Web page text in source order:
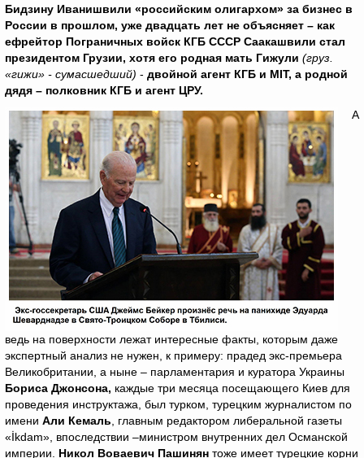
Бидзину Иванишвили «российским олигархом» за бизнес в
России в прошлом, уже двадцать лет не объясняет – как
ефрейтор Пограничных войск КГБ СССР Саакашвили стал
президентом Грузии, хотя его родная мать Гижули (груз.
«гижи» - сумасшедший) - двойной агент КГБ и MIT, а родной
дядя – полковник КГБ и агент ЦРУ.
А
ведь на поверхности лежат интересные факты, которым даже
экспертный анализ не нужен, к примеру: прадед экс-премьера
Великобритании, а ныне – парламентария и куратора Украины
Бориса Джонсона, каждые три месяца посещающего Киев для
проведения инструктажа, был турком, турецким журналистом по
имени Али Кемаль , главным редактором либеральной газеты
«İkdam», впоследствии –министром внутренних дел Османской
империи. Никол Воваевич Пашинян тоже имеет турецкие корни